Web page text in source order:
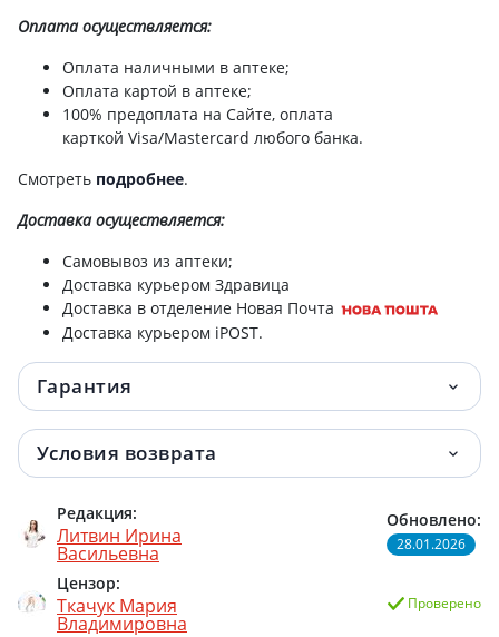
Оплата осуществляется:
Оплата наличными в аптеке;
Оплата картой в аптеке;
100% предоплата на Сайте, оплата
карткой Visa/Mastercard любого банка.
Смотреть подробнее.
Доставкаосуществляется:
Самовывоз из аптеки;
Доставка курьером Здравица
Доставка в отделение Новая Почта
Доставка курьером iPOST.
Гарантия
Условия возврата
Редакция:
Литвин Ирина
Васильевна
Цензор:
Ткачук Мария
Владимировна
Обновлено:
28.01.2026
Проверено